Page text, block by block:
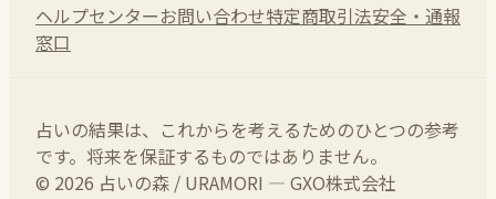
ヘルプセンターお問い合わせ特定商取引法安全・通報
窓口
占いの結果は、これからを考えるためのひとつの参考
です。将来を保証するものではありません。
© 2026 占いの森 / URAMORI — GXO株式会社